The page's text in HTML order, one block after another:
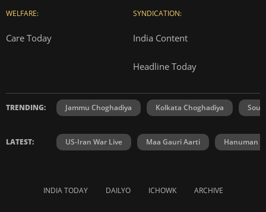
WELFARE:
Care Today
SYNDICATION:
India Content
Headline Today
TRENDING: Jammu Choghadiya Kolkata Choghadiya
LATEST: US-Iran War Live Maa Gauri Aarti Hanuman
INDIA TODAY DAILYO ICHOWK ARCHIVE